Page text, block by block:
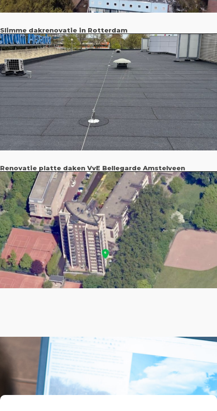
Slimme dakrenovatie in Rotterdam
Renovatie platte daken VvE Bellegarde Amstelveen